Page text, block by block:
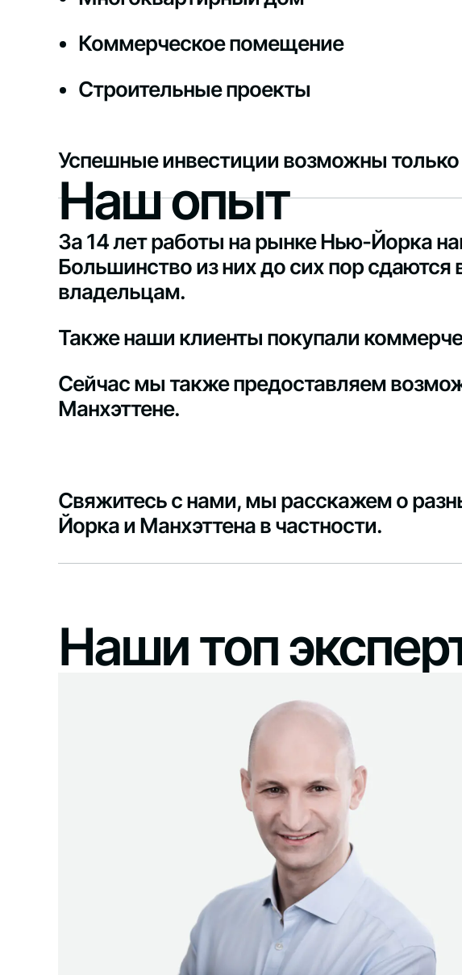
Коммерческое помещение
Строительные проекты
Успешные инвестиции возможны только
Наш опыт
За 14 лет работы на рынке Нью-Йорка
Большинство из них до сих пор
владельцам.
Также наши клиенты покупали
Сейчас мы также предоставляем
Манхэттене.
Свяжитесь с нами, мы расскажем о
Йорка и Манхэттена в частности.
Наши топ